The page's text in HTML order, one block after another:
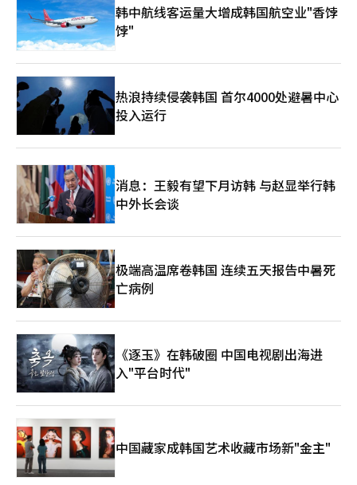
韩中航线客运量大增成韩国航空业"香饽
饽"
热浪持续侵袭韩国 首尔4000处避暑中心
投入运行
消息：王毅有望下月访韩 与赵显举行韩
中外长会谈
极端高温席卷韩国 连续五天报告中暑死
亡病例
《逐玉》在韩破圈 中国电视剧出海进
入"平台时代"
中国藏家成韩国艺术收藏市场新"金主"